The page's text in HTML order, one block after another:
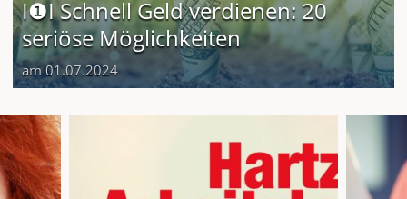
I❶I Schnell Geld verdienen: 20
seriöse Möglichkeiten
am 01.07.2024